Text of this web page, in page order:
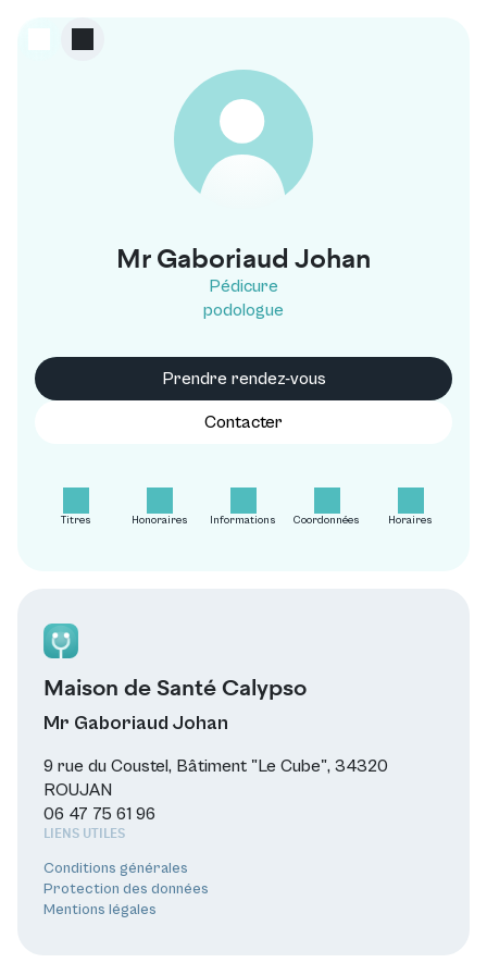
G
Mr Gaboriaud Johan
Pédicure
podologue
Prendre rendez-vous
Contacter
Titres Honoraires Informations Coordonnées Horaires
Maison de Santé Calypso
Mr Gaboriaud Johan
9 rue du Coustel, Bâtiment "Le Cube", 34320
ROUJAN
06 47 75 61 96
LIENS UTILES
Conditions générales
Protection des données
Mentions légales